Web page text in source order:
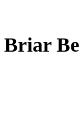
Briar